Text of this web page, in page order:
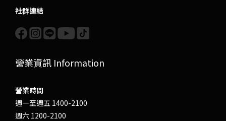
社群連結
營業資訊 Information
營業時間
週一至週五 1400-2100
週六 1200-2100